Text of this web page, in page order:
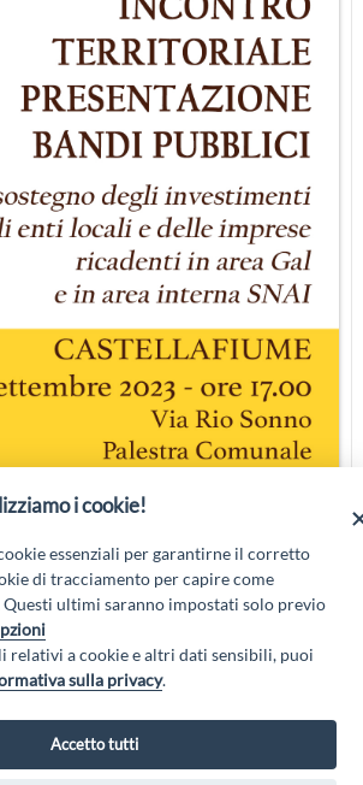
i cookie!
essenziali per garantirne il corretto
di tracciamento per capire come
Questi ultimi saranno impostati solo previo
relativi a cookie e altri dati sensibili, puoi
sulla privacy.
Accetto tutti